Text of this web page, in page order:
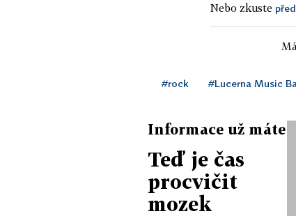
Nebo zkuste
#rock #Lucerna Music
Informace už máte
Teď je čas
procvičit
mozek